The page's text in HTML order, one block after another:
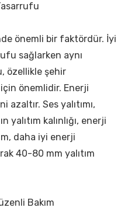
önemli bir faktördür. İyi
sağlarken aynı
özellikle şehir
önemlidir. Enerji
Ses yalıtımı,
yalıtım kalınlığı, enerji
daha iyi enerji
40-80 mm yalıtım
Bakım